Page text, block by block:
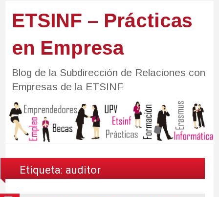
ETSINF – Prácticas
en Empresa
Blog de la Subdirección de Relaciones con
Empresas de la ETSINF
Etiqueta: auditor